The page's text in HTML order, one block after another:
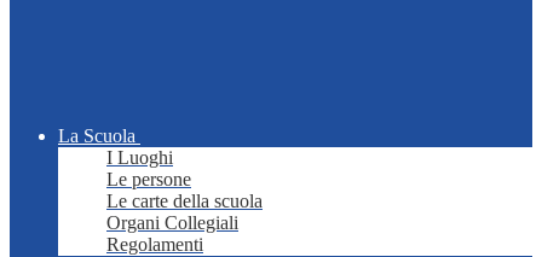
La Scuola
I Luoghi
Le persone
Le carte della scuola
Organi Collegiali
Regolamenti